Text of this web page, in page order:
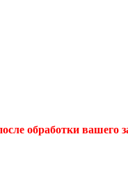
обработки вашего